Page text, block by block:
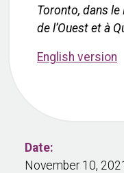
Toronto, dans le
de l’Ouest et à
English version
Date:
November 10,